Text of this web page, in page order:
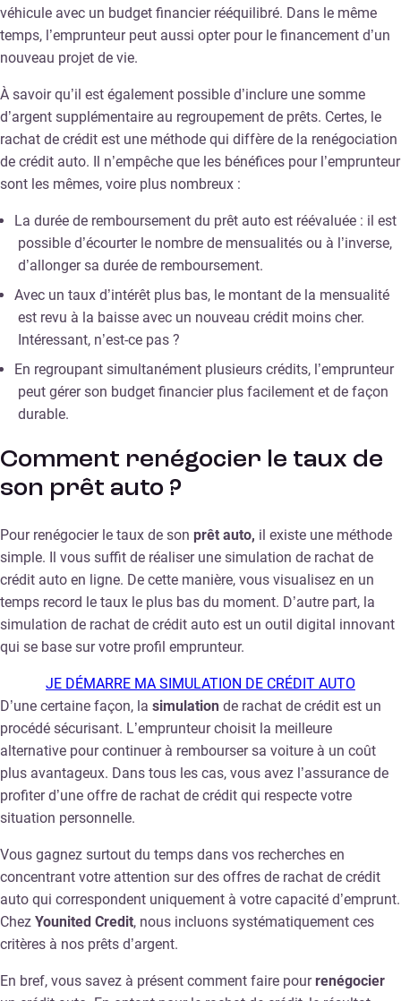
véhicule avec un budget financier rééquilibré. Dans le même
temps, l’emprunteur peut aussi opter pour le financement d’un
nouveau projet de vie.
À savoir qu’il est également possible d’inclure une somme
d’argent supplémentaire au regroupement de prêts. Certes, le
rachat de crédit est une méthode qui diffère de la renégociation
de crédit auto. Il n’empêche que les bénéfices pour l’emprunteur
sont les mêmes, voire plus nombreux :
La durée de remboursement du prêt auto est réévaluée : il est
possible d’écourter le nombre de mensualités ou à l’inverse,
d’allonger sa durée de remboursement.
Avec un taux d’intérêt plus bas, le montant de la mensualité
est revu à la baisse avec un nouveau crédit moins cher.
Intéressant, n’est-ce pas ?
En regroupant simultanément plusieurs crédits, l’emprunteur
peut gérer son budget financier plus facilement et de façon
durable.
Comment renégocier le taux de
son prêt auto ?
Pour renégocier le taux de son prêt auto, il existe une méthode
simple. Il vous suffit de réaliser une simulation de rachat de
crédit auto en ligne. De cette manière, vous visualisez en un
temps record le taux le plus bas du moment. D’autre part, la
simulation de rachat de crédit auto est un outil digital innovant
qui se base sur votre profil emprunteur.
JE DÉMARRE MA SIMULATION DE CRÉDIT AUTO
D’une certaine façon, la simulation de rachat de crédit est un
procédé sécurisant. L’emprunteur choisit la meilleure
alternative pour continuer à rembourser sa voiture à un coût
plus avantageux. Dans tous les cas, vous avez l’assurance de
profiter d’une offre de rachat de crédit qui respecte votre
situation personnelle.
Vous gagnez surtout du temps dans vos recherches en
concentrant votre attention sur des offres de rachat de crédit
auto qui correspondent uniquement à votre capacité d’emprunt.
Chez Younited Credit, nous incluons systématiquement ces
critères à nos prêts d’argent.
En bref, vous savez à présent comment faire pourrenégocier